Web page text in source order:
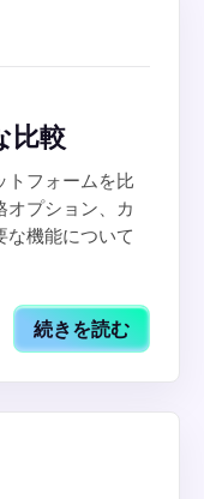
比較
トフォームを比
オプション、カ
な機能について
続きを読む